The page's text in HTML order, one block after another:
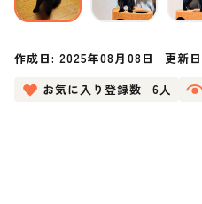
作成日:2025年08月08日 更新
お気に入り登録数
6人